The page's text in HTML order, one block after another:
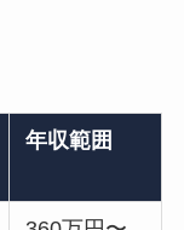
年収範囲